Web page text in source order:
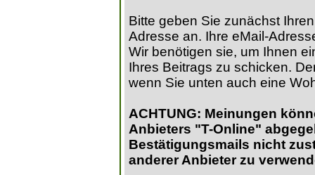
Bitte geben Sie zunächst
Adresse an. Ihre eMail-
Wir benötigen sie, um Ihnen
Ihres Beitrags zu schicken.
wenn Sie unten auch eine
ACHTUNG: Meinungen
Anbieters "T-Online"
Bestätigungsmails nicht
anderer Anbieter zu